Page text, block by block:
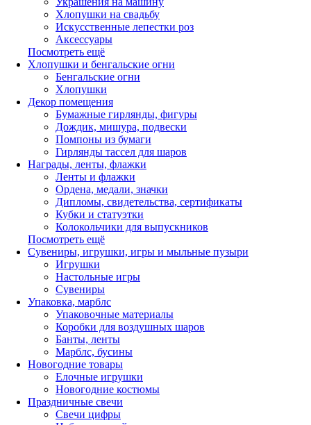
Хлопушки на свадьбу
Искусственные лепестки роз
Аксессуары
Посмотреть ещё
Хлопушки и бенгальские огни
Бенгальские огни
Хлопушки
Декор помещения
Бумажные гирлянды, фигуры
Дождик, мишура, подвески
Помпоны из бумаги
Гирлянды тассел для шаров
Награды, ленты, флажки
Ленты и флажки
Ордена, медали, значки
Дипломы, свидетельства, сертификаты
Кубки и статуэтки
Колокольчики для выпускников
Посмотреть ещё
Сувениры, игрушки, игры и мыльные пузыри
Игрушки
Настольные игры
Сувениры
Упаковка, марблс
Упаковочные материалы
Коробки для воздушных шаров
Банты, ленты
Марблс, бусины
Новогодние товары
Елочные игрушки
Новогодние костюмы
Праздничные свечи
Свечи цифры